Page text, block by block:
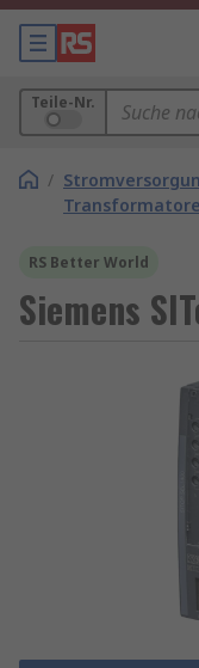
Teile-Nr.
/
RS Better World
Siemens